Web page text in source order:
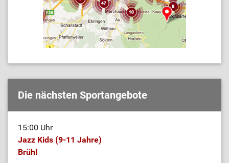
Die nächsten Sportangebote
15:00 Uhr
Jazz Kids (9-11 Jahre)
Brühl